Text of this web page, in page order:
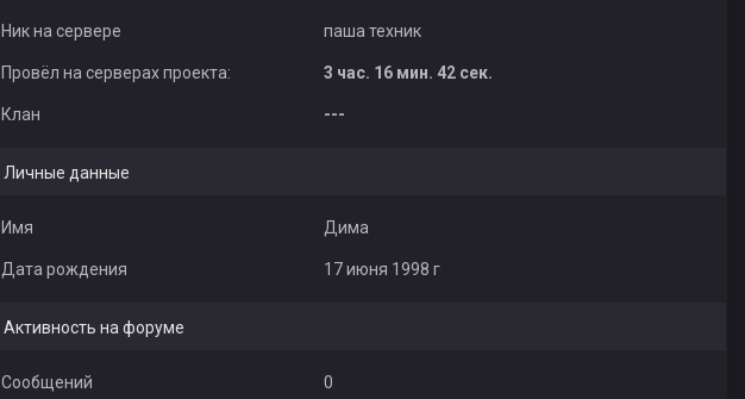
Ник на сервере паша техник
Провёл на серверах проекта: 3 час. 16 мин. 42 сек.
Клан ---
Личные данные
Имя Дима
Дата рождения 17 июня 1998 г
Активность на форуме
Сообщений 0